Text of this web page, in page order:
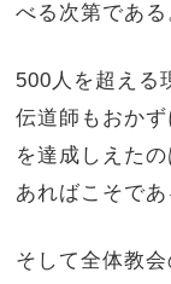
べる次第である
500 人を超える
伝道師もおか
を達成しえた
あればこそであ
そして全体教